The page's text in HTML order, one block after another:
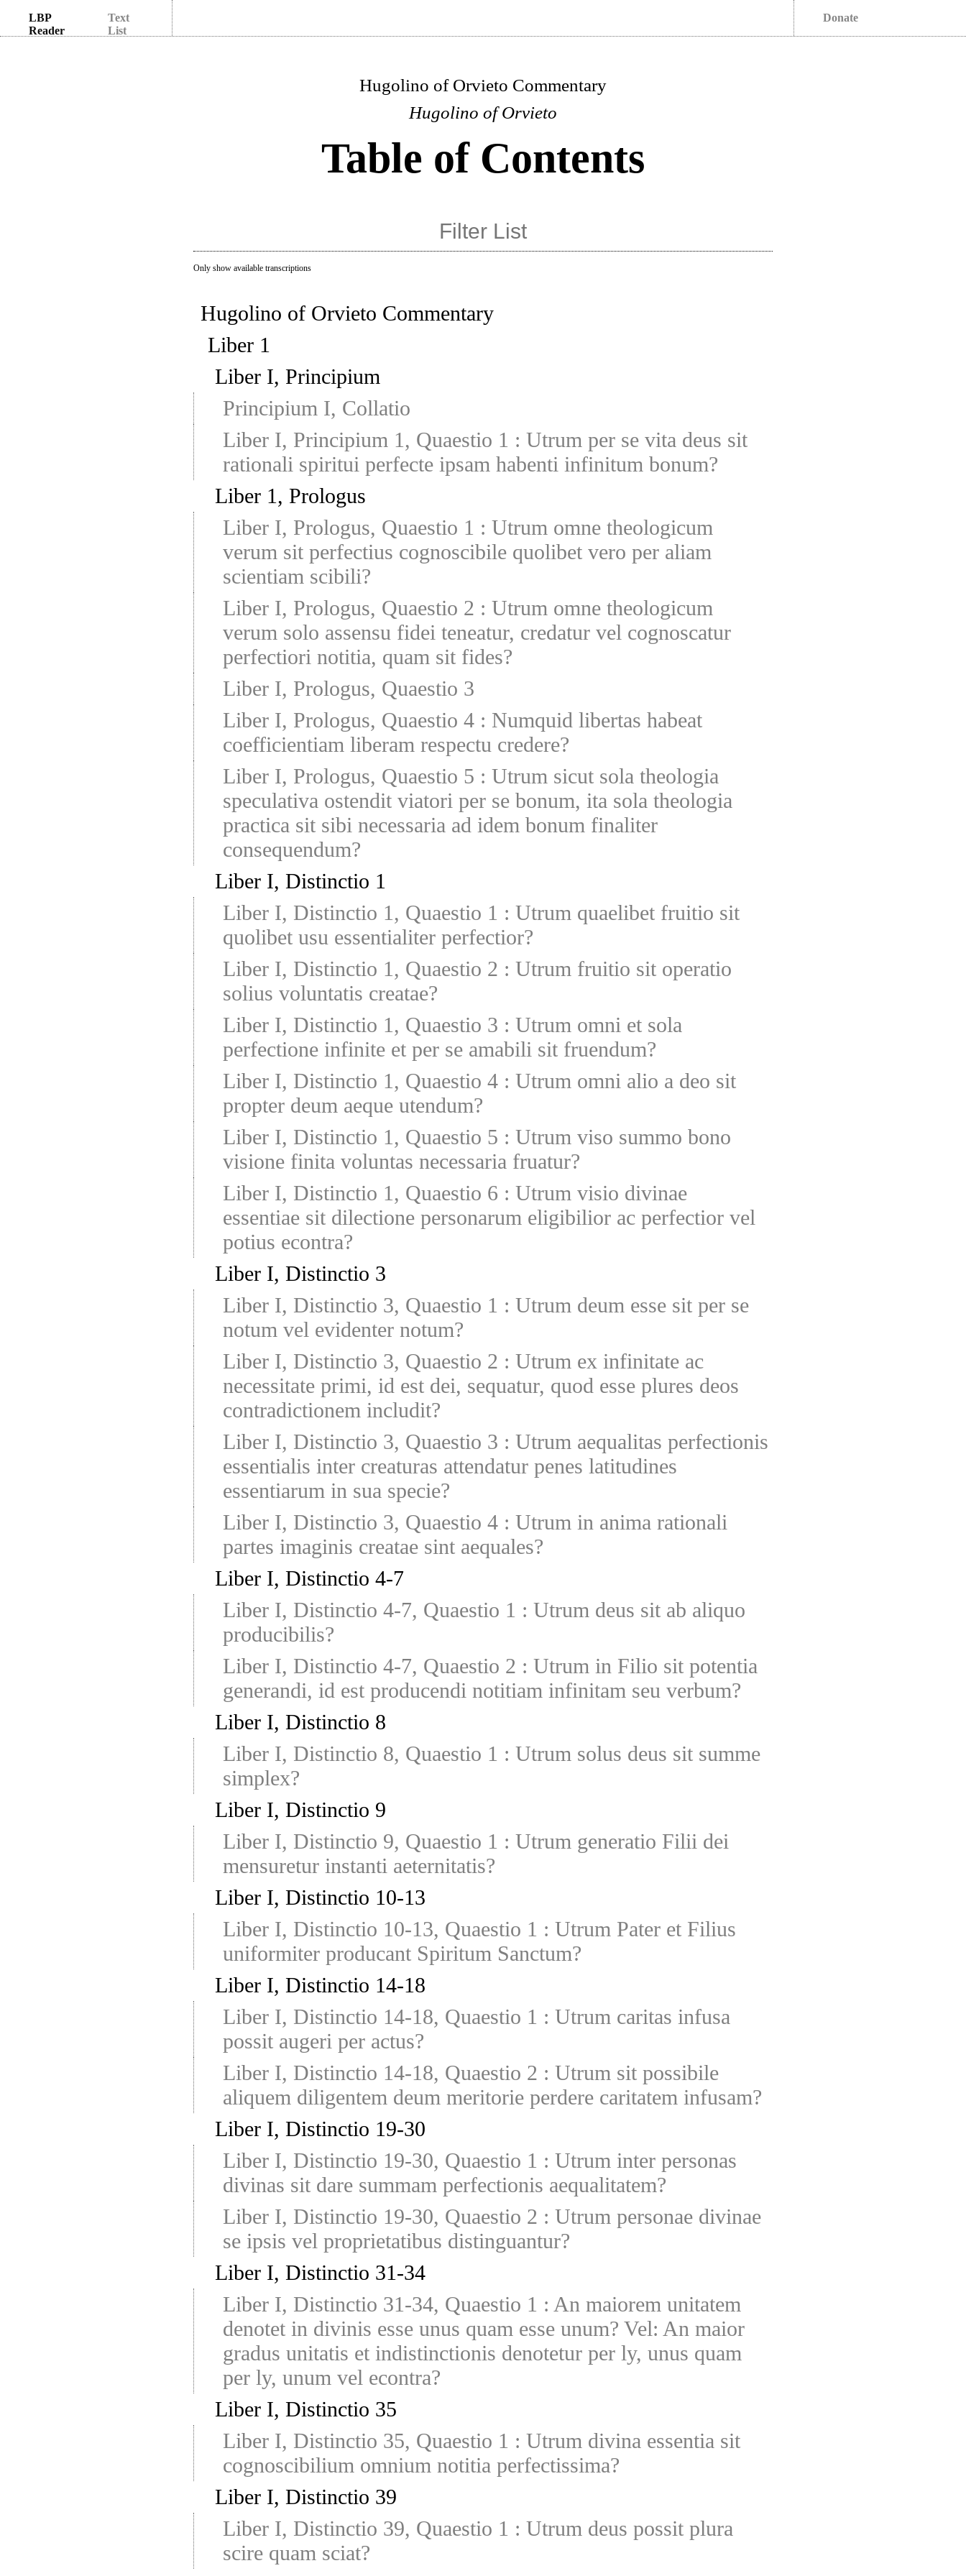
LBP
Reader
Text
List
Donate
Hugolino of Orvieto Commentary
Hugolino of Orvieto
Table of Contents
Only show available transcriptions
Hugolino of Orvieto Commentary
Liber 1
Liber I, Principium
Principium I, Collatio
Liber I, Principium 1, Quaestio 1 : Utrum per se vita deus sit
rationali spiritui perfecte ipsam habenti infinitum bonum?
Liber 1, Prologus
Liber I, Prologus, Quaestio 1 : Utrum omne theologicum
verum sit perfectius cognoscibile quolibet vero per aliam
scientiam scibili?
Liber I, Prologus, Quaestio 2 : Utrum omne theologicum
verum solo assensu fidei teneatur, credatur vel cognoscatur
perfectiori notitia, quam sit fides?
Liber I, Prologus, Quaestio 3
Liber I, Prologus, Quaestio 4: Numquid libertas habeat
coefficientiam liberam respectu credere?
Liber I, Prologus, Quaestio 5 : Utrum sicut sola theologia
speculativa ostendit viatori per se bonum, ita sola theologia
practica sit sibi necessaria ad idem bonum finaliter
consequendum?
Liber I, Distinctio 1
Liber I, Distinctio 1, Quaestio 1 : Utrum quaelibet fruitio sit
quolibet usu essentialiter perfectior?
Liber I, Distinctio 1, Quaestio 2 : Utrum fruitio sit operatio
solius voluntatis creatae?
Liber I, Distinctio 1, Quaestio 3 : Utrum omni et sola
perfectione infinite et per se amabili sit fruendum?
Liber I, Distinctio 1, Quaestio 4: Utrum omni alio a deo sit
propter deum aeque utendum?
Liber I, Distinctio 1, Quaestio 5 : Utrum viso summo bono
visione finita voluntas necessaria fruatur?
Liber I, Distinctio 1, Quaestio 6 : Utrum visio divinae
essentiae sit dilectione personarum eligibilior ac perfectior vel
potius econtra?
Liber I, Distinctio 3
Liber I, Distinctio 3, Quaestio 1 : Utrum deum esse sit per se
notum vel evidenter notum?
Liber I, Distinctio 3, Quaestio 2 : Utrum ex infinitate ac
necessitate primi, id est dei, sequatur, quod esse plures deos
contradictionem includit?
Liber I, Distinctio 3, Quaestio 3 : Utrum aequalitas perfectionis
essentialis inter creaturas attendatur penes latitudines
essentiarum in sua specie?
Liber I, Distinctio 3, Quaestio 4: Utrum in anima rationali
partes imaginis creatae sint aequales?
Liber I, Distinctio 4-7
Liber I, Distinctio 4-7, Quaestio 1 : Utrum deus sit ab aliquo
producibilis?
Liber I, Distinctio 4-7, Quaestio 2 : Utrum in Filio sit potentia
generandi, id est producendi notitiam infinitam seu verbum?
Liber I, Distinctio 8
Liber I, Distinctio 8, Quaestio 1 : Utrum solus deus sit summe
simplex?
Liber I, Distinctio 9
Liber I, Distinctio 9, Quaestio 1 : Utrum generatio Filii dei
mensuretur instanti aeternitatis?
Liber I, Distinctio 10-13
Liber I, Distinctio 10-13, Quaestio 1 : Utrum Pater et Filius
uniformiter producant Spiritum Sanctum?
Liber I, Distinctio 14-18
Liber I, Distinctio 14-18, Quaestio 1 : Utrum caritas infusa
possit augeri per actus?
Liber I, Distinctio 14-18, Quaestio 2 : Utrum sit possibile
aliquem diligentem deum meritorie perdere caritatem infusam?
Liber I, Distinctio 19-30
Liber I, Distinctio 19-30, Quaestio 1 : Utrum inter personas
divinas sit dare summam perfectionis aequalitatem?
Liber I, Distinctio 19-30, Quaestio 2 : Utrum personae divinae
se ipsis vel proprietatibus distinguantur?
Liber I, Distinctio 31-34
Liber I, Distinctio 31-34, Quaestio 1 : An maiorem unitatem
denotet in divinis esse unus quam esse unum? Vel: An maior
gradus unitatis et indistinctionis denotetur per ly, unus quam
per ly, unum vel econtra?
Liber I, Distinctio 35
Liber I, Distinctio 35, Quaestio 1 : Utrum divina essentia sit
cognoscibilium omnium notitia perfectissima?
Liber I, Distinctio 39
Liber I, Distinctio 39, Quaestio 1 : Utrum deus possit plura
scire quam sciat?